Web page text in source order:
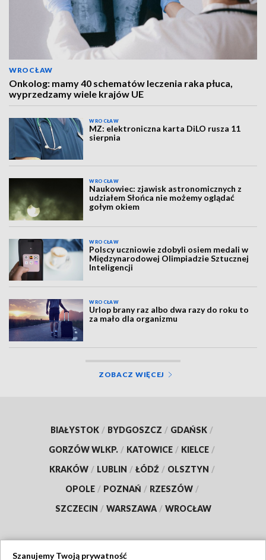
WROCŁAW
Onkolog: mamy 40 schematów leczenia raka płuca,
wyprzedzamy wiele krajów UE
WROCŁAW
MZ: elektroniczna karta DiLO rusza 11
sierpnia
WROCŁAW
Naukowiec: zjawisk astronomicznych z
udziałem Słońca nie możemy oglądać
gołym okiem
WROCŁAW
Polscy uczniowie zdobyli osiem medali w
Międzynarodowej Olimpiadzie Sztucznej
Inteligencji
WROCŁAW
Urlop brany raz albo dwa razy do roku to
za mało dla organizmu
ZOBACZ WIĘCEJ
BIAŁYSTOK / BYDGOSZCZ / GDAŃSK /
GORZÓW WLKP. / KATOWICE / KIELCE /
KRAKÓW / LUBLIN / ŁÓDŹ / OLSZTYN /
OPOLE / POZNAŃ / RZESZÓW /
SZCZECIN / WARSZAWA / WROCŁAW
Szanujemy Twoją prywatność